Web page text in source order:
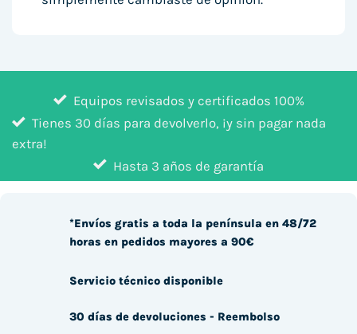
Equipos revisados y certificados 100%
Tienes 30 días para devolverlo, ¡y sin pagar nada
extra!
Hasta 3 años de garantía
*Envíos gratis a toda la península en 48/72
horas en pedidos mayores a 90€
Servicio técnico disponible
30 días de devoluciones - Reembolso